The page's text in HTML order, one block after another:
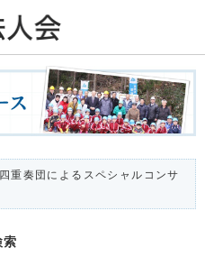
重奏団によるスペシャルコンサ
索